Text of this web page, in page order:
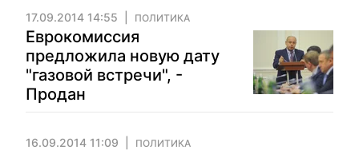
17.09.2014 14:55 ПОЛИТИКА
Еврокомиссия
предложила новую дату
"газовой встречи", -
Продан
16.09.2014 11:09 ПОЛИТИКА